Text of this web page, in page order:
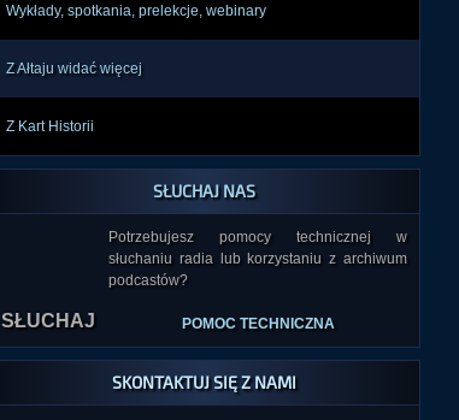
Wykłady, spotkania, prelekcje, webinary
Z Ałtaju widać więcej
Z Kart Historii
SŁUCHAJ NAS
SŁUCHAJ
Potrzebujesz pomocy technicznej w
słuchaniu radia lub korzystaniu z archiwum
podcastów?
POMOC TECHNICZNA
SKONTAKTUJ SIĘ Z NAMI